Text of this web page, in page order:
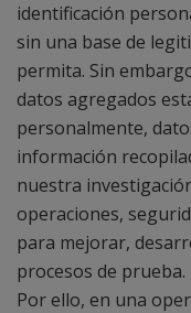
identificación
sin una base de
permita. Sin
datos agregados
personalmente,
información
nuestra
operaciones,
para mejorar,
procesos de prueba.
Por ello, en una